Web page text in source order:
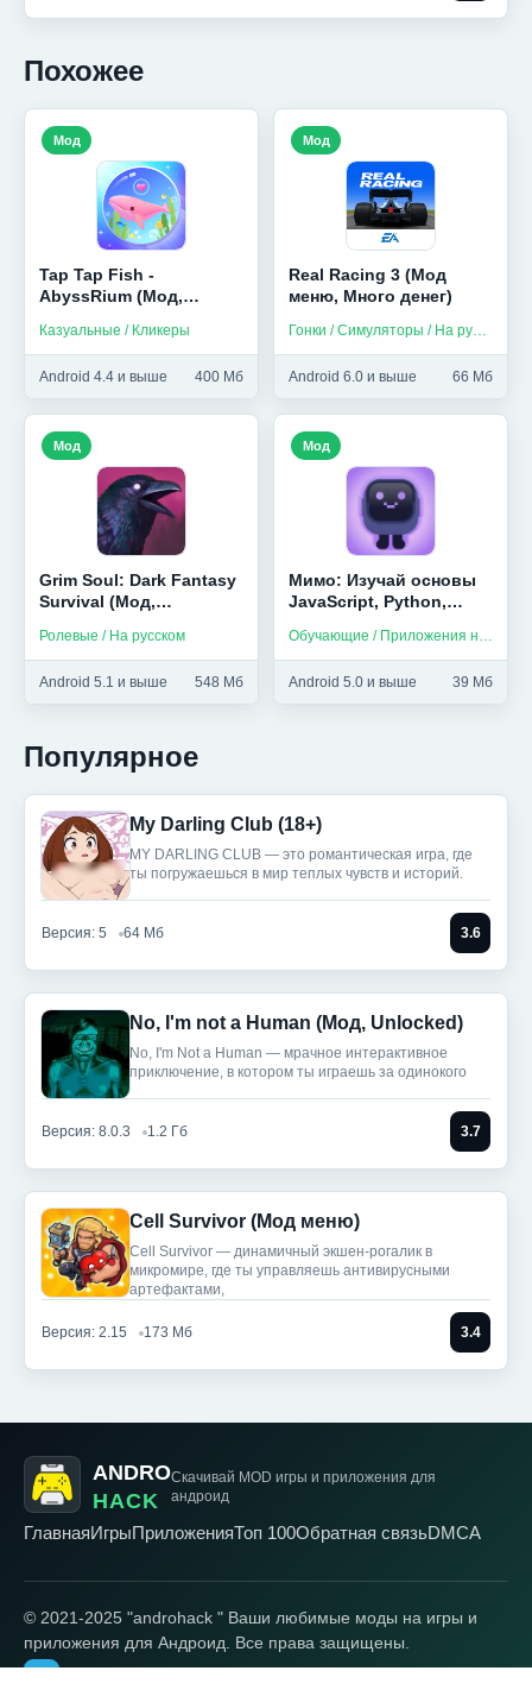
Похожее
Tap Tap Fish -
AbyssRium (Мод,
Казуальные / Кликеры
Android 4.4 и выше 400 Мб
Мод
Real Racing 3 (Мод
меню, Много денег)
Гонки / Симуляторы / На русском
Android 6.0 и выше 66 Мб
Мод
Grim Soul: Dark Fantasy
Survival (Мод,
Ролевые / На русском
Android 5.1 и выше 548 Мб
Мод
Мимо: Изучай основы
JavaScript, Python,
Unlocked)
Обучающие / Приложения на русском
Android 5.0 и выше 39 Мб
Мод
Популярное
My Darling Club (18+)
MY DARLING CLUB — это романтическая игра, где
ты погружаешься в мир теплых чувств и историй.
Версия: 5 64 Мб 3.6
No, I'm not a Human (Мод, Unlocked)
No, I'm Not a Human — мрачное интерактивное
приключение, в котором ты играешь за одинокого
Версия: 8.0.3 1.2 Гб 3.7
Cell Survivor (Мод меню)
Cell Survivor — динамичный экшен-рогалик в
микромире, где ты управляешь антивирусными
артефактами,
Версия: 2.15 173 Мб 3.4
ANDRO
HACK
Скачивай MOD игры и приложения для
андроид
ГлавнаяИгрыПриложенияТоп 100Обратная связьDMCA
© 2021-2025 "androhack " Ваши любимые моды на игры и
приложения для Андроид. Все права защищены.